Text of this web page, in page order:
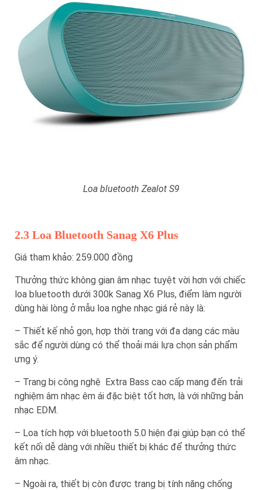
Loa bluetooth Zealot S9
2.3 Loa Bluetooth Sanag X6 Plus
Giá tham khảo: 259.000 đồng
Thưởng thức không gian âm nhạc tuyệt vời hơn với chiếc
loa bluetooth dưới 300k Sanag X6 Plus, điểm làm người
dùng hài lòng ở mẫu loa nghe nhạc giá rẻ này là:
– Thiết kế nhỏ gọn, hợp thời trang với đa dạng các màu
sắc để người dùng có thể thoải mái lựa chọn sản phẩm
ưng ý.
– Trang bị công nghệ Extra Bass cao cấp mang đến trải
nghiệm âm nhạc êm ái đặc biệt tốt hơn, là với những bản
nhạc EDM.
– Loa tích hợp với bluetooth 5.0 hiện đại giúp bạn có thể
kết nối dễ dàng với nhiều thiết bị khác để thưởng thức
âm nhạc.
– Ngoài ra, thiết bị còn được trang bị tính năng chống